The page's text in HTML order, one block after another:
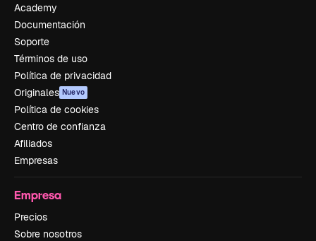
Academy
Documentación
Soporte
Términos de uso
Política de privacidad
Originales Nuevo
Política de cookies
Centro de confianza
Afiliados
Empresas
Empresa
Precios
Sobre nosotros